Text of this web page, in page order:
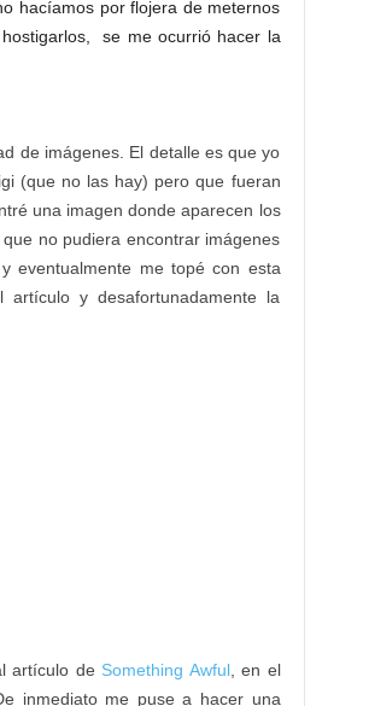
hacíamos por flojera de meternos
se me ocurrió hacer la
de imágenes. El detalle es que yo
(que no las hay) pero que fueran
una imagen donde aparecen los
no pudiera encontrar imágenes
eventualmente me topé con esta
y desafortunadamente la
artículo de Something Awful, en el
inmediato me puse a hacer una